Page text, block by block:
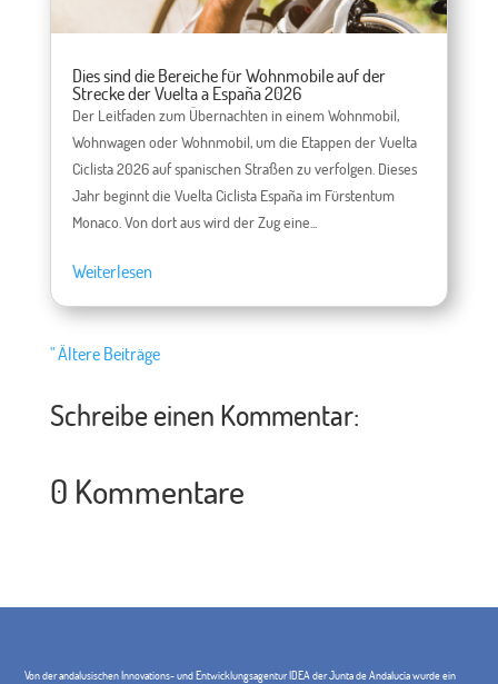
Dies sind die Bereiche für Wohnmobile auf der
Strecke der Vuelta a España 2026
Der Leitfaden zum Übernachten in einem Wohnmobil,
Wohnwagen oder Wohnmobil, um die Etappen der Vuelta
Ciclista 2026 auf spanischen Straßen zu verfolgen. Dieses
Jahr beginnt die Vuelta Ciclista España im Fürstentum
Monaco. Von dort aus wird der Zug eine...
Weiterlesen
" Ältere Beiträge
Schreibe einen Kommentar:
0 Kommentare
Von der andalusischen Innovations- und Entwicklungsagentur IDEA der Junta de Andalucía wurde ein